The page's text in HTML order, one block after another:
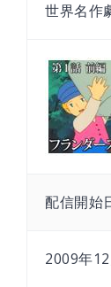
世界名作
配信開始
2009年12